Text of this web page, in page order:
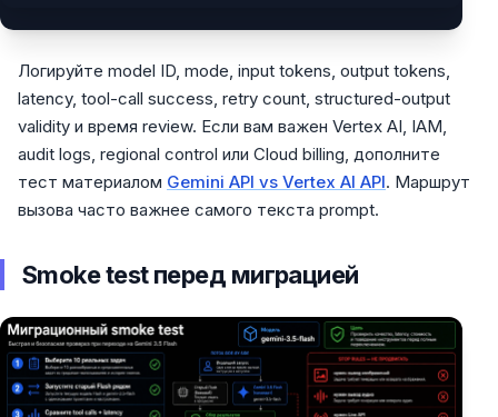
Логируйте model ID, mode, input tokens, output tokens,
latency, tool-call success, retry count, structured-output
validity и время review. Если вам важен Vertex AI, IAM,
audit logs, regional control или Cloud billing, дополните
тест материалом Gemini API vs Vertex AI API. Маршрут
вызова часто важнее самого текста prompt.
Smoke test перед миграцией